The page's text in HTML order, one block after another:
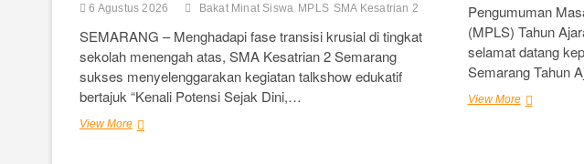
6 Agustus 2026 Bakat Minat Siswa MPLS SMA Kesatrian 2
SEMARANG – Menghadapi fase transisi krusial di tingkat
sekolah menengah atas, SMA Kesatrian 2 Semarang
sukses menyelenggarakan kegiatan talkshow edukatif
bertajuk “Kenali Potensi Sejak Dini,…
View MoreGandeng
Pengumuman
(MPLS) Tahun
selamat datang
Semarang Tahun
View MoreInformasi